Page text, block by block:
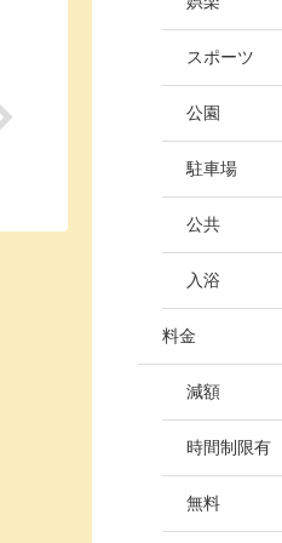
スポーツ
公園
駐車場
公共
入浴
料金
減額
時間制限有
無料